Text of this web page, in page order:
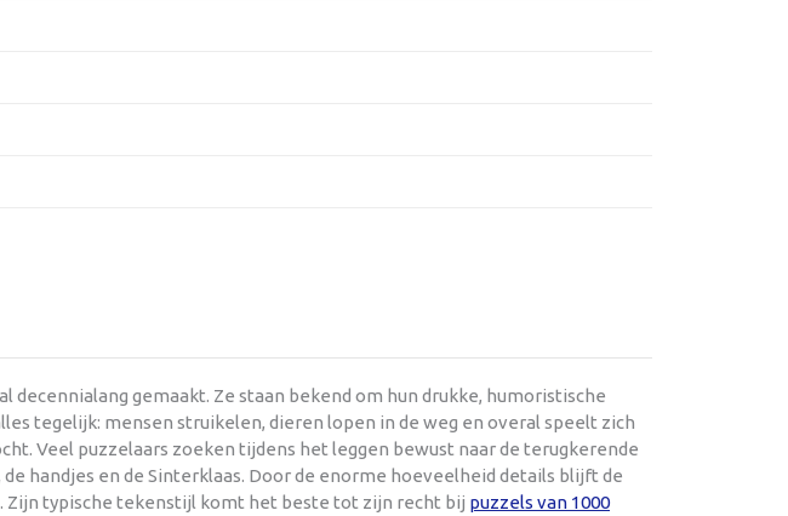
gemaakt. Ze staan bekend om hun drukke, humoristische
tegelijk: mensen struikelen, dieren lopen in de weg en overal speelt zich
Veel puzzelaars zoeken tijdens het leggen bewust naar de terugkerende
handjes en de Sinterklaas. Door de enorme hoeveelheid details blijft de
Zijn typische tekenstijl komt het beste tot zijn recht bij puzzels van 1000